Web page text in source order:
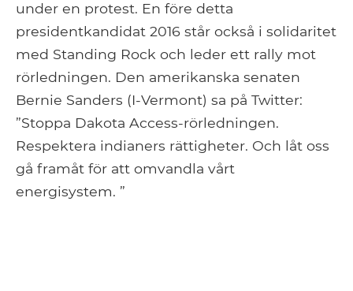
under en protest. En före detta
presidentkandidat 2016 står också i solidaritet
med Standing Rock och leder ett rally mot
rörledningen. Den amerikanska senaten
Bernie Sanders (I-Vermont) sa på Twitter:
”Stoppa Dakota Access-rörledningen.
Respektera indianers rättigheter. Och låt oss
gå framåt för att omvandla vårt
energisystem. ”